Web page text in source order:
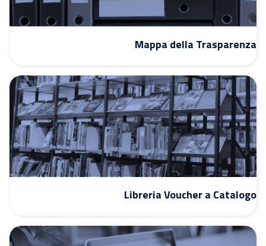
Mappa della Trasparenza
Libreria Voucher a Catalogo